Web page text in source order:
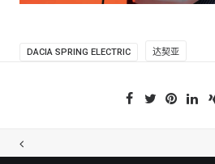
DACIA SPRING ELECTRIC 达契亚